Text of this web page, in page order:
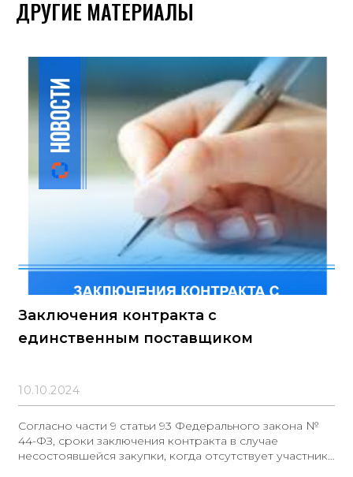
ДРУГИЕ МАТЕРИАЛЫ
Заключения контракта с
единственным поставщиком
10.10.2024
Согласно части 9 статьи 93 Федерального закона №
44-ФЗ, сроки заключения контракта в случае
несостоявшейся закупки, когда отсутствует участник